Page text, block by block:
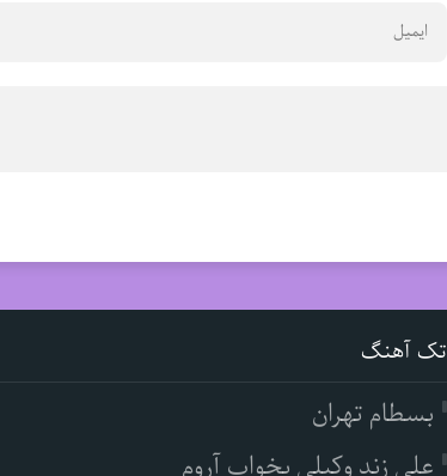
تک آهنگ
بسطام تهران
علی زند وکیلی بخواب آروم